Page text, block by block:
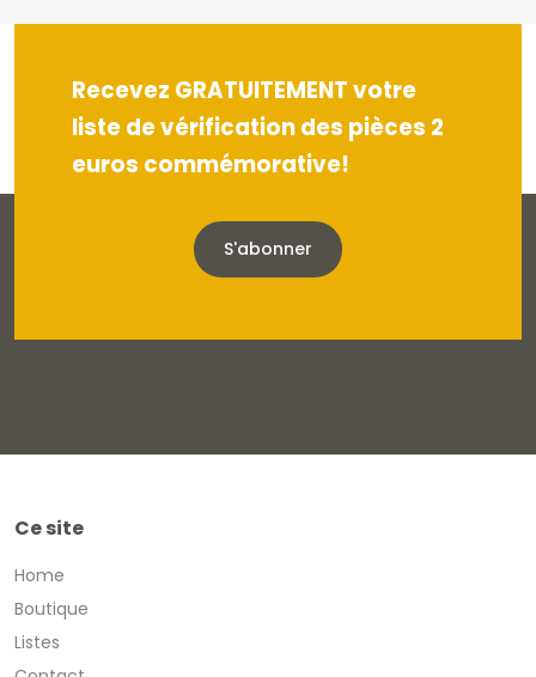
Recevez GRATUITEMENT votre
liste de vérification des pièces 2
euros commémorative!
S'abonner
Ce site
Home
Boutique
Listes